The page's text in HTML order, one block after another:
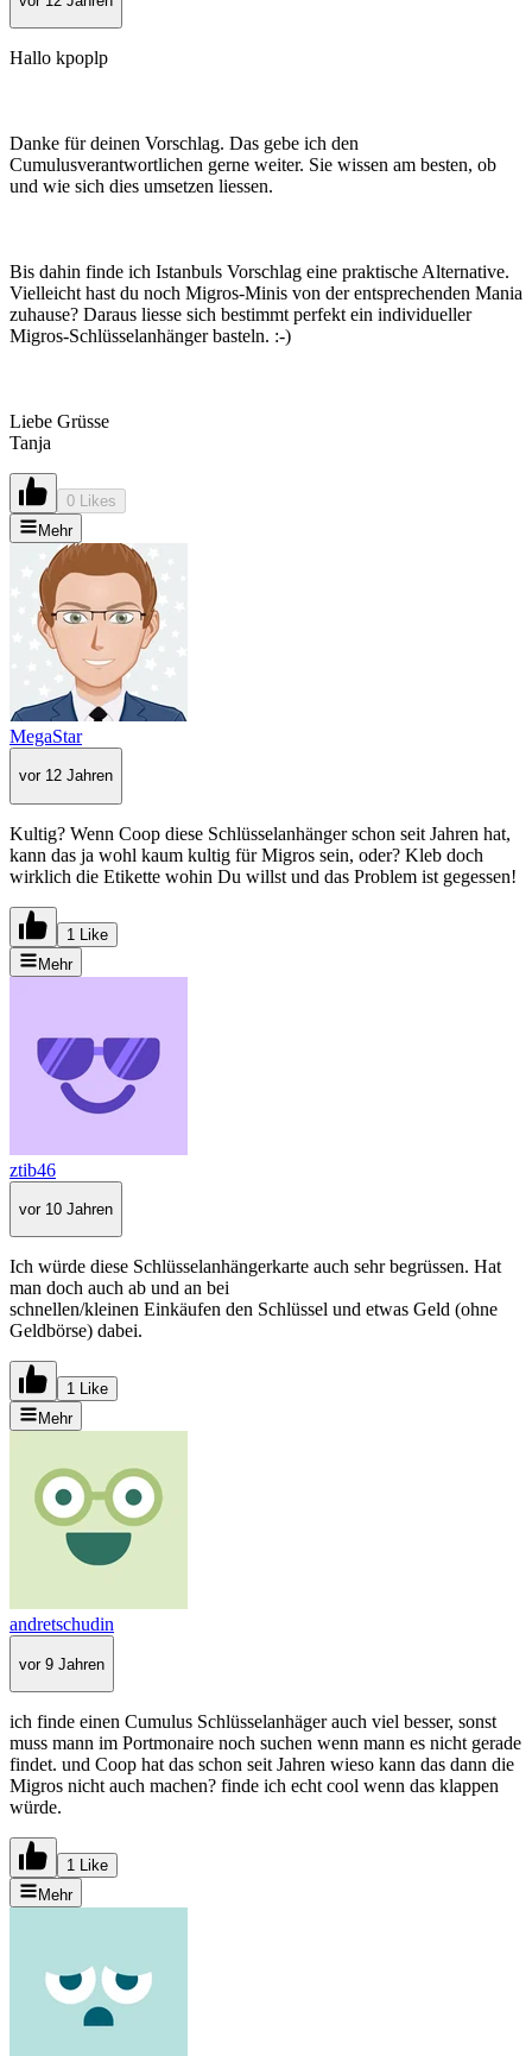
Hallo kpoplp
Danke für deinen Vorschlag. Das gebe ich den
Cumulusverantwortlichen gerne weiter. Sie wissen am besten, ob
und wie sich dies umsetzen liessen.
Bis dahin finde ich Istanbuls Vorschlag eine praktische Alternative.
Vielleicht hast du noch Migros-Minis von der entsprechenden Mania
zuhause? Daraus liesse sich bestimmt perfekt ein individueller
Migros-Schlüsselanhänger basteln. :-)
Liebe Grüsse
Tanja
0 Likes
Mehr
MegaStar
vor 12 Jahren
Kultig? Wenn Coop diese Schlüsselanhänger schon seit Jahren hat,
kann das ja wohl kaum kultig für Migros sein, oder? Kleb doch
wirklich die Etikette wohin Du willst und das Problem ist gegessen!
1 Like
Mehr
ztib46
vor 10 Jahren
Ich würde diese Schlüsselanhängerkarte auch sehr begrüssen. Hat
man doch auch ab und an bei
schnellen/kleinen Einkäufen den Schlüssel und etwas Geld (ohne
Geldbörse) dabei.
1 Like
Mehr
andretschudin
vor 9 Jahren
ich finde einen Cumulus Schlüsselanhäger auch viel besser, sonst
muss mann im Portmonaire noch suchen wenn mann es nicht gerade
findet. und Coop hat das schon seit Jahren wieso kann das dann die
Migros nicht auch machen? finde ich echt cool wenn das klappen
würde.
1 Like
Mehr